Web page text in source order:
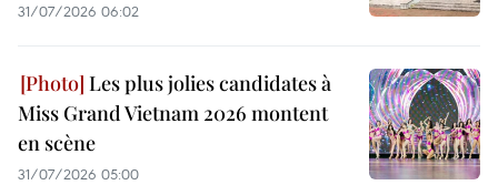
31/07/2026 06:02
Les plus jolies candidates à
Miss Grand Vietnam 2026 montent
en scène
31/07/2026 05:00